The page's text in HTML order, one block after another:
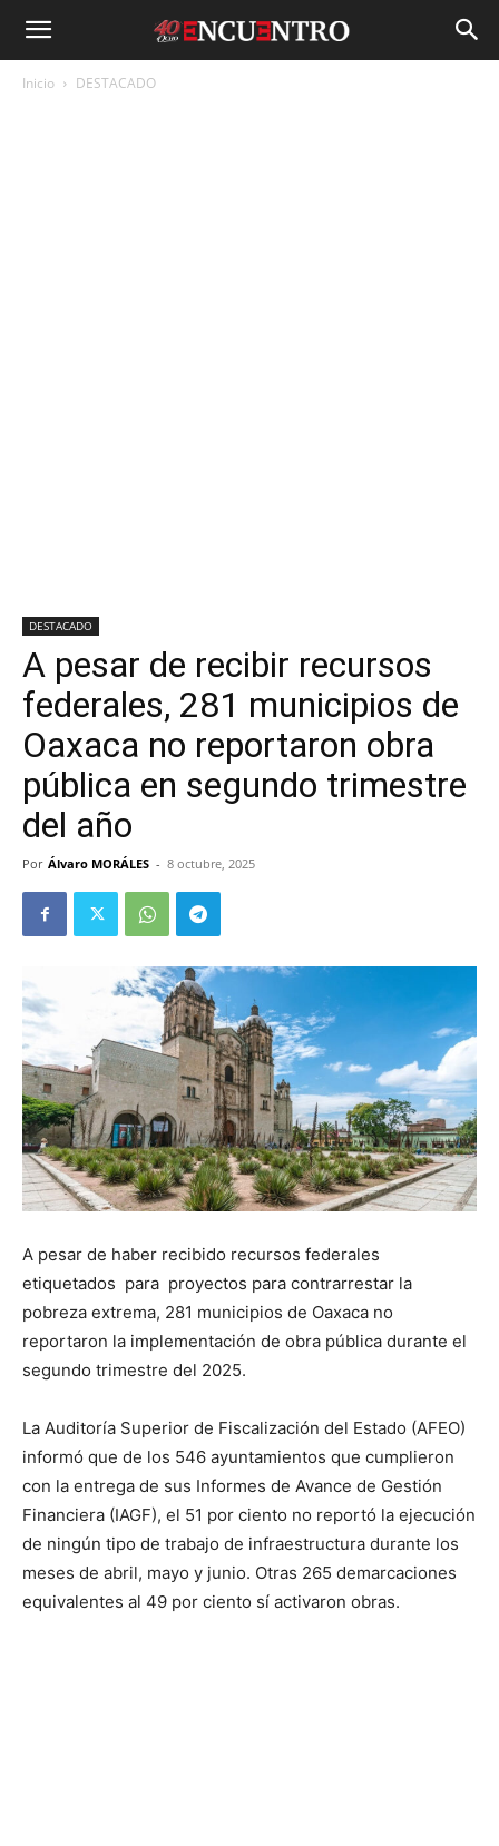
Inicio DESTACADO
DESTACADO
A pesar de recibir recursos
federales, 281 municipios de
Oaxaca no reportaron obra
pública en segundo trimestre
del año
Por Álvaro MORÁLES - 8 octubre, 2025
A pesar de haber recibido recursos federales
etiquetados para proyectos para contrarrestar la
pobreza extrema, 281 municipios de Oaxaca no
reportaron la implementación de obra pública durante el
segundo trimestre del 2025.
La Auditoría Superior de Fiscalización del Estado (AFEO)
informó que de los 546 ayuntamientos que cumplieron
con la entrega de sus Informes de Avance de Gestión
Financiera (IAGF), el 51 por ciento no reportó la ejecución
de ningún tipo de trabajo de infraestructura durante los
meses de abril, mayo y junio. Otras 265 demarcaciones
equivalentes al 49 por ciento sí activaron obras.